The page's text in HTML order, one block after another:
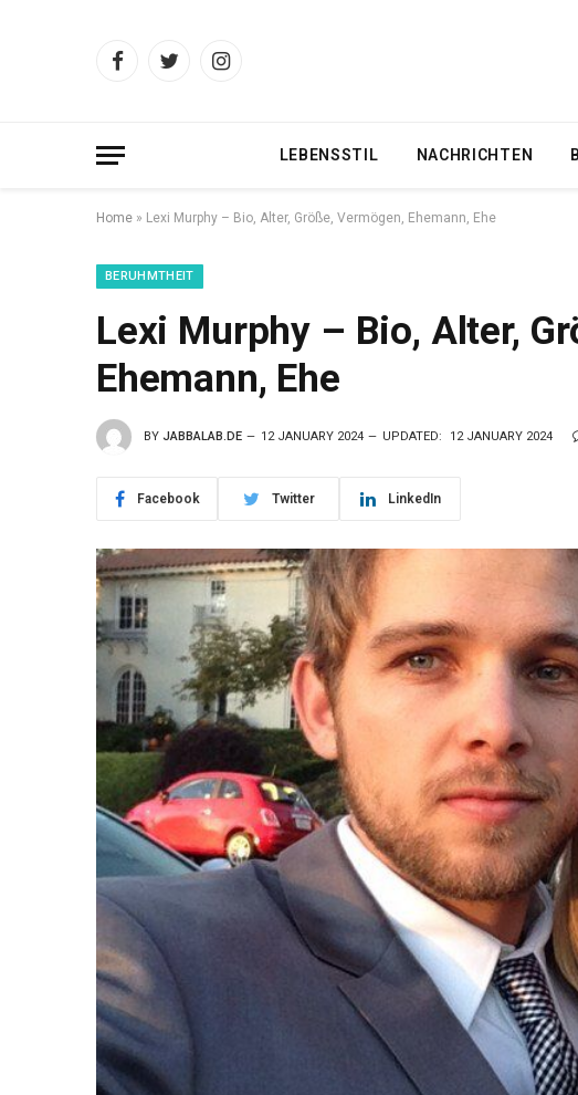
FacebookTwitterInstagram
LEBENSSTIL NACHRICHTEN
Home » Lexi Murphy – Bio, Alter, Größe, Vermögen, Ehemann, Ehe
BERUHMTHEIT
Lexi Murphy – Bio, Alter,
Ehemann, Ehe
BY JABBALAB.DE 12 JANUARY 2024 UPDATED: 12 JANUARY 2024
Facebook Twitter LinkedIn